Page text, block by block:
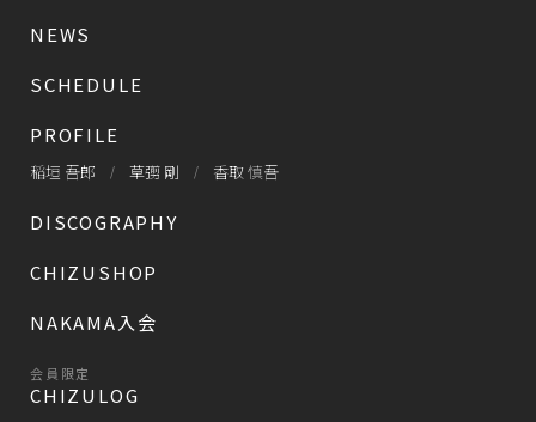
NEWS
SCHEDULE
PROFILE
稲垣 吾郎 草彅 剛 香取 慎吾
DISCOGRAPHY
CHIZUSHOP
NAKAMA入会
会員限定
CHIZULOG